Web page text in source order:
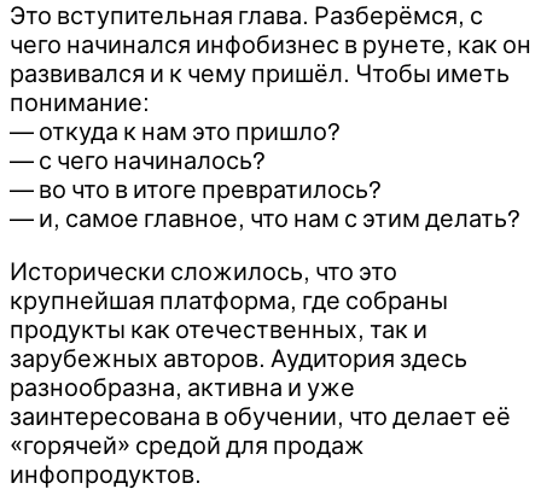
Это вступительная глава. Разберёмся, с
чего начинался инфобизнес в рунете, как он
развивался и к чему пришёл. Чтобы иметь
понимание:
— откуда к нам это пришло?
— с чего начиналось?
— во что в итоге превратилось?
— и, самое главное, что нам с этим делать?
Исторически сложилось, что это
крупнейшая платформа, где собраны
продукты как отечественных, так и
зарубежных авторов. Аудитория здесь
разнообразна, активна и уже
заинтересована в обучении, что делает её
«горячей» средой для продаж
инфопродуктов.